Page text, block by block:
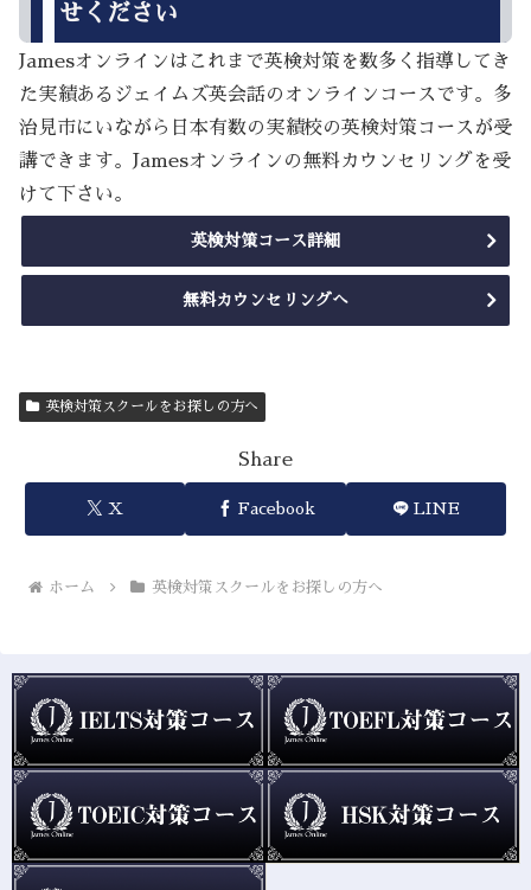
せください
Jamesオンラインはこれまで英検対策を数多く指導してき
た実績あるジェイムズ英会話のオンラインコースです。多
治見市にいながら日本有数の実績校の英検対策コースが受
講できます。Jamesオンラインの無料カウンセリングを受
けて下さい。
英検対策コース詳細
無料カウンセリングへ
英検対策スクールをお探しの方へ
Share
X Facebook LINE
ホーム 英検対策スクールをお探しの方へ